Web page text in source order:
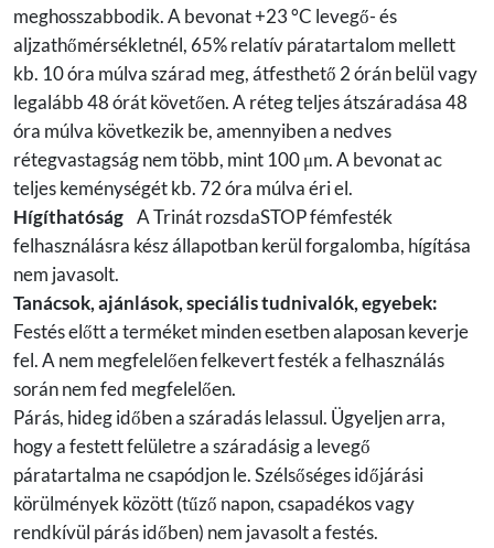
meghosszabbodik. A bevonat +23 °C levegő- és
aljzathőmérsékletnél, 65% relatív páratartalom mellett
kb. 10 óra múlva szárad meg, átfesthető 2 órán belül vagy
legalább 48 órát követően. A réteg teljes átszáradása 48
óra múlva következik be, amennyiben a nedves
rétegvastagság nem több, mint 100 μm. A bevonat ac
teljes keménységét kb. 72 óra múlva éri el.
Hígíthatóság A Trinát rozsdaSTOP fémfesték
felhasználásra kész állapotban kerül forgalomba, hígítása
nem javasolt.
Tanácsok, ajánlások, speciális tudnivalók, egyebek:
Festés előtt a terméket minden esetben alaposan keverje
fel. A nem megfelelően felkevert festék a felhasználás
során nem fed megfelelően.
Párás, hideg időben a száradás lelassul. Ügyeljen arra,
hogy a festett felületre a száradásig a levegő
páratartalma ne csapódjon le. Szélsőséges időjárási
körülmények között (tűző napon, csapadékos vagy
rendkívül párás időben) nem javasolt a festés.